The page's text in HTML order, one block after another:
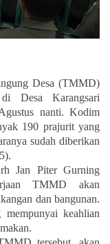
Desa (TMMD)
Desa Karangsari
nanti. Kodim
190 prajurit yang
sudah diberikan
Jan Piter Gurning
TMMD akan
dan bangunan.
mempunyai keahlian